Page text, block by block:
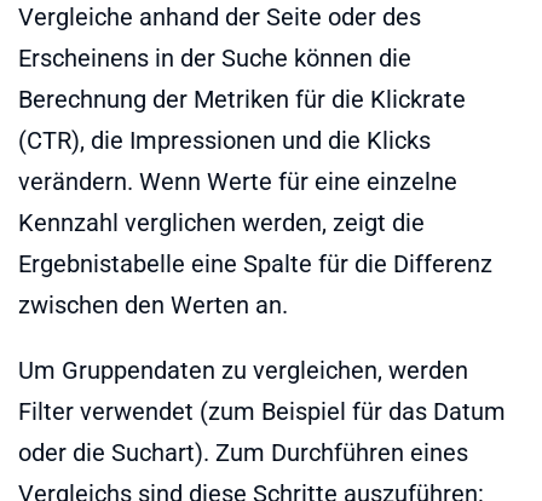
Vergleiche anhand der Seite oder des
Erscheinens in der Suche können die
Berechnung der Metriken für die Klickrate
(CTR), die Impressionen und die Klicks
verändern. Wenn Werte für eine einzelne
Kennzahl verglichen werden, zeigt die
Ergebnistabelle eine Spalte für die Differenz
zwischen den Werten an.
Um Gruppendaten zu vergleichen, werden
Filter verwendet (zum Beispiel für das Datum
oder die Suchart). Zum Durchführen eines
Vergleichs sind diese Schritte auszuführen: